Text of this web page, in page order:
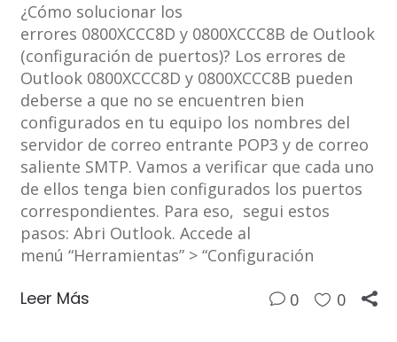
¿Cómo solucionar los
errores 0800XCCC8D y 0800XCCC8B de Outlook
(configuración de puertos)? Los errores de
Outlook 0800XCCC8D y 0800XCCC8B pueden
deberse a que no se encuentren bien
configurados en tu equipo los nombres del
servidor de correo entrante POP3 y de correo
saliente SMTP. Vamos a verificar que cada uno
de ellos tenga bien configurados los puertos
correspondientes. Para eso, segui estos
pasos: Abri Outlook. Accede al
menú “Herramientas” > “Configuración
Leer Más 0 0